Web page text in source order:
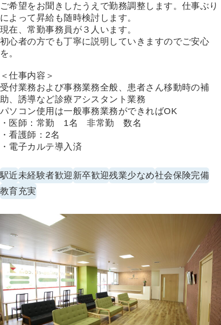
ご希望をお聞きしたうえで勤務調整します。仕事ぶり
によって昇給も随時検討します。
現在、常勤事務員が３人います。
初心者の方でも丁寧に説明していきますのでご安心
を。
＜仕事内容＞
受付業務および事務業務全般、患者さん移動時の補
助、誘導など診療アシスタント業務
パソコン使用は一般事務業務ができればOK
・医師：常勤 1名 非常勤 数名
・看護師：2名
・電子カルテ導入済
駅近未経験者歓迎 新卒歓迎残業少なめ社会保険完備
教育充実